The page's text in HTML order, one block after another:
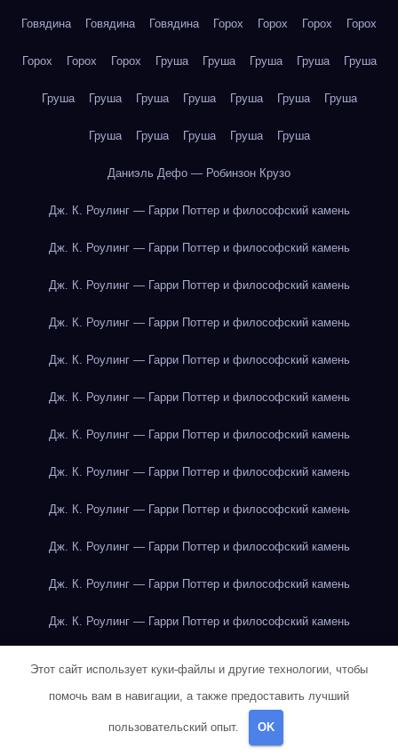
Говядина Говядина Говядина Горох Горох Горох Горох
Горох Горох Горох Груша Груша Груша Груша Груша
Груша Груша Груша Груша Груша Груша Груша
Груша Груша Груша Груша Груша
Даниэль Дефо — Робинзон Крузо
Дж. К. Роулинг — Гарри Поттер и философский камень
Дж. К. Роулинг — Гарри Поттер и философский камень
Дж. К. Роулинг — Гарри Поттер и философский камень
Дж. К. Роулинг — Гарри Поттер и философский камень
Дж. К. Роулинг — Гарри Поттер и философский камень
Дж. К. Роулинг — Гарри Поттер и философский камень
Дж. К. Роулинг — Гарри Поттер и философский камень
Дж. К. Роулинг — Гарри Поттер и философский камень
Дж. К. Роулинг — Гарри Поттер и философский камень
Дж. К. Роулинг — Гарри Поттер и философский камень
Дж. К. Роулинг — Гарри Поттер и философский камень
Дж. К. Роулинг — Гарри Поттер и философский камень
Дж. К. Роулинг — Гарри Поттер и философский камень
Дж. К. Роулинг — Гарри Поттер и философский камень
Этот сайт использует куки-файлы и другие технологии, чтобы
помочь вам в навигации, а также предоставить лучший
пользовательский опыт. OK